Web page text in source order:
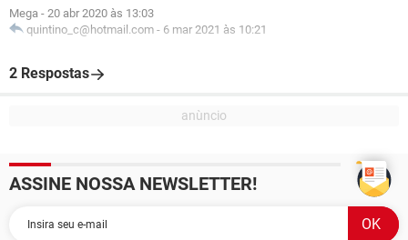
Mega - 20 abr 2020 às 13:03
quintino_c@hotmail.com - 6 mar 2021 às 10:21
2 Respostas
ASSINE NOSSA NEWSLETTER!